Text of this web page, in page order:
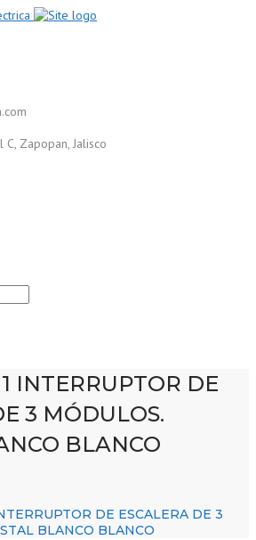
Zapopan, Jalisco
INTERRUPTOR DE
3 MÓDULOS.
BLANCO
DE ESCALERA DE 3
BLANCO BLANCO